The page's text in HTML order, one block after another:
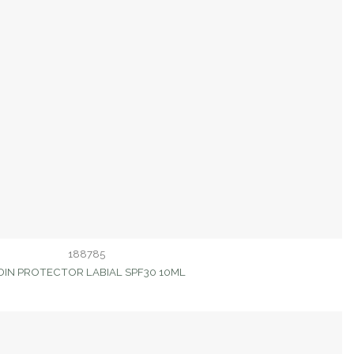
188785
PROTECTOR LABIAL SPF30 10ML